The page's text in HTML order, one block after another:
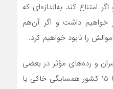
امتناع کند به‌اندازه‌ای که
داشت و اگر آن‌هم
را نابود خواهیم کرد.
و رده‌های مؤثر در بعضی
از کشورهای منطقه است. ما با 15 کشور همسایگی خاکی یا